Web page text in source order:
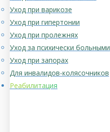
Уход при варикозе
Уход при гипертонии
Уход при пролежнях
Уход за психически больными
Уход при запорах
Для инвалидов-колясочников
Реабилитация